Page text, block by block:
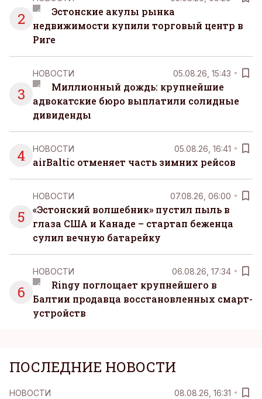
2
Эстонские акулы рынка
недвижимости купили торговый центр в
Риге
3
НОВОСТИ 05.08.26, 15:43
Миллионный дождь: крупнейшие
адвокатские бюро выплатили солидные
дивиденды
4 НОВОСТИ 05.08.26, 16:41
airBaltic отменяет часть зимних рейсов
5
НОВОСТИ 07.08.26, 06:00
«Эстонский волшебник» пустил пыль в
глаза США и Канаде – стартап беженца
сулил вечную батарейку
6
НОВОСТИ 06.08.26, 17:34
Ringy поглощает крупнейшего в
Балтии продавца восстановленных смарт-
устройств
ПОСЛЕДНИЕ НОВОСТИ
НОВОСТИ 08.08.26, 16:31